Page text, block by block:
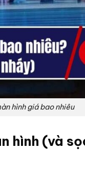
hình giá bao nhiêu
hình (và